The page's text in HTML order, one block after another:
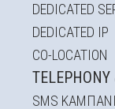
DEDICATED
DEDICATED IP
CO-LOCATION
SMS